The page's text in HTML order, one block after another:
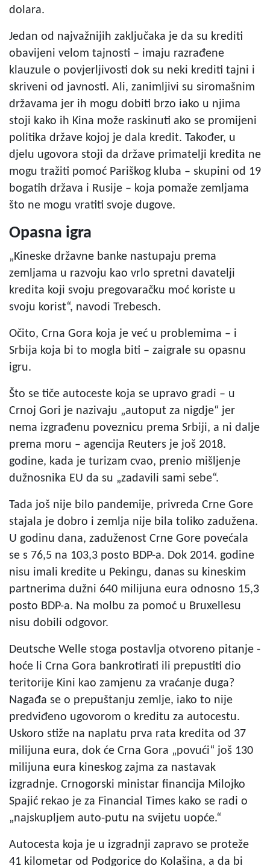
dolara.
Jedan od najvažnijih zaključaka je da su krediti
obavijeni velom tajnosti – imaju razrađene
klauzule o povjerljivosti dok su neki krediti tajni i
skriveni od javnosti. Ali, zanimljivi su siromašnim
državama jer ih mogu dobiti brzo iako u njima
stoji kako ih Kina može raskinuti ako se promijeni
politika države kojoj je dala kredit. Također, u
djelu ugovora stoji da države primatelji kredita ne
mogu tražiti pomoć Pariškog kluba – skupini od 19
bogatih država i Rusije – koja pomaže zemljama
što ne mogu vratiti svoje dugove.
Opasna igra
„Kineske državne banke nastupaju prema
zemljama u razvoju kao vrlo spretni davatelji
kredita koji svoju pregovaračku moć koriste u
svoju korist“, navodi Trebesch.
Očito, Crna Gora koja je već u problemima – i
Srbija koja bi to mogla biti – zaigrale su opasnu
igru.
Što se tiče autoceste koja se upravo gradi – u
Crnoj Gori je nazivaju „autoput za nigdje“ jer
nema izgrađenu poveznicu prema Srbiji, a ni dalje
prema moru – agencija Reuters je još 2018.
godine, kada je turizam cvao, prenio mišljenje
dužnosnika EU da su „zadavili sami sebe“.
Tada još nije bilo pandemije, privreda Crne Gore
stajala je dobro i zemlja nije bila toliko zadužena.
U godinu dana, zaduženost Crne Gore povećala
se s 76,5 na 103,3 posto BDP-a. Dok 2014. godine
nisu imali kredite u Pekingu, danas su kineskim
partnerima dužni 640 milijuna eura odnosno 15,3
posto BDP-a. Na molbu za pomoć u Bruxellesu
nisu dobili odgovor.
Deutsche Welle stoga postavlja otvoreno pitanje -
hoće li Crna Gora bankrotirati ili prepustiti dio
teritorije Kini kao zamjenu za vraćanje duga?
Nagađa se o prepuštanju zemlje, iako to nije
predviđeno ugovorom o kreditu za autocestu.
Uskoro stiže na naplatu prva rata kredita od 37
milijuna eura, dok će Crna Gora „povući“ još 130
milijuna eura kineskog zajma za nastavak
izgradnje. Crnogorski ministar financija Milojko
Spajić rekao je za Financial Times kako se radi o
„najskupljem auto-putu na svijetu uopće.“
Autocesta koja je u izgradnji zapravo se proteže
41 kilometar od Podgorice do Kolašina, a da bi